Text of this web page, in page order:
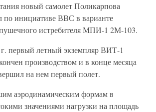
новый самолет Поликарпова
инициативе ВВС в варианте
истребителя МПИ-1 2М-103.
г. первый летный экземпляр ВИТ-1
производством и в конце месяца
на нем первый полет.
аэродинамическим формам в
значениями нагрузки на площадь